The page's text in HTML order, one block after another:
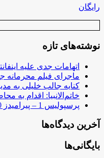
رایگان
نوشته‌های تازه
اتهامات جدی علیه
ماجرای فیلم محرمانه
کنایه جالب خلیلی به
خاتم‌الانبیا: اقدام به
پرسپولیس 1 – پیرامیدز 0: شکست قهرمان آفریقا!
آخرین دیدگاه‌ها
بایگانی‌ها